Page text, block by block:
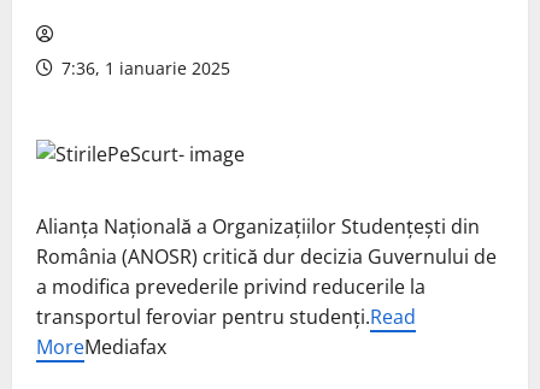
7:36, 1 ianuarie 2025
Alianţa Naţională a Organizaţiilor Studenţeşti din
România (ANOSR) critică dur decizia Guvernului de
a modifica prevederile privind reducerile la
transportul feroviar pentru studenţi.Read
MoreMediafax